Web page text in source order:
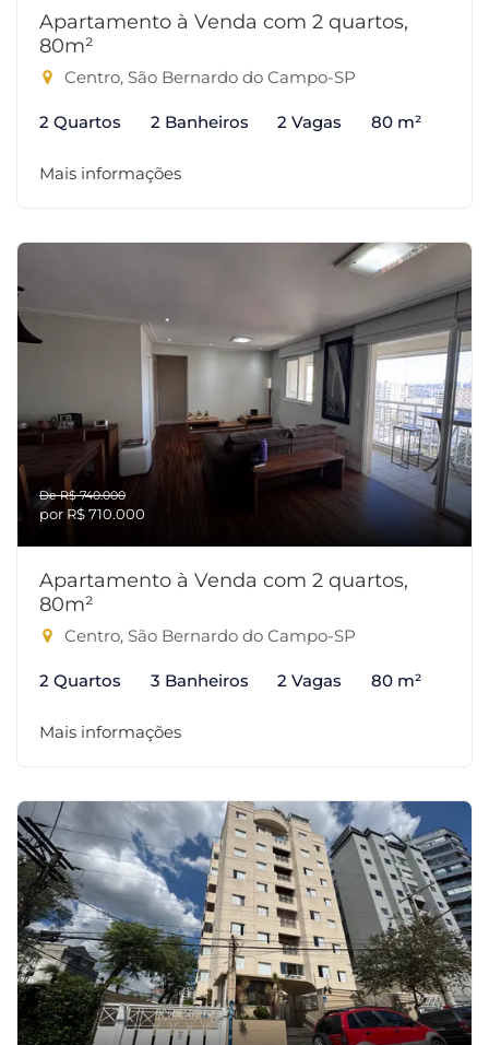
Apartamento à Venda com 2 quartos,
80m²
Centro, São Bernardo do Campo-SP
2 Quartos 2 Banheiros 2 Vagas 80 m²
Mais informações
De R$ 740.000
por R$ 710.000
Apartamento à Venda com 2 quartos,
80m²
Centro, São Bernardo do Campo-SP
2 Quartos 3 Banheiros 2 Vagas 80 m²
Mais informações